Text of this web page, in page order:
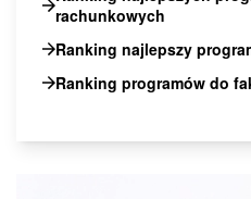
rachunkowych
Ranking najlepszy
Ranking programów do